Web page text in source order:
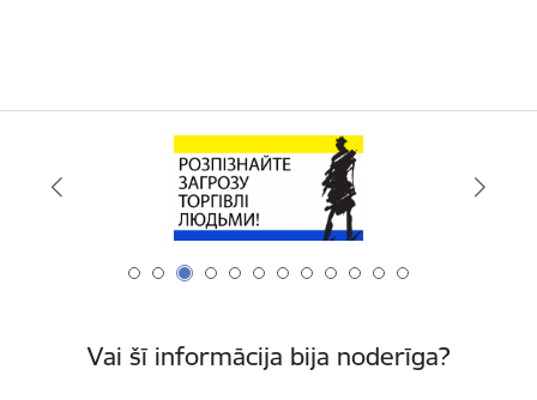
Vai šī informācija bija noderīga?